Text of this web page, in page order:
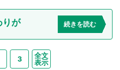
りが 続きを読む
3
全文
表示